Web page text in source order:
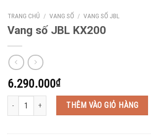
TRANG CHỦ / VANG SỐ / VANG SỐ JBL
Vang số JBL KX200
6.290.000₫
Vang số JBL KX200 số lượngTHÊM VÀO GIỎ HÀNG